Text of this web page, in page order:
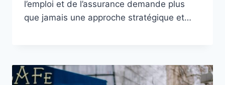
l’emploi et de l’assurance demande plus
que jamais une approche stratégique et…